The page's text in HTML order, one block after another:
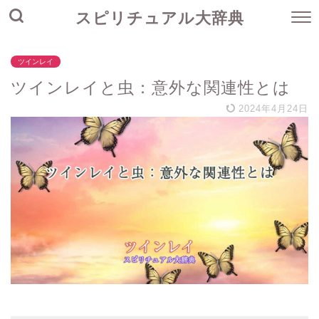
スピリチュアル大辞典
ツインレイ
ツインレイと虫：意外な関連性とは
2024年4月24日